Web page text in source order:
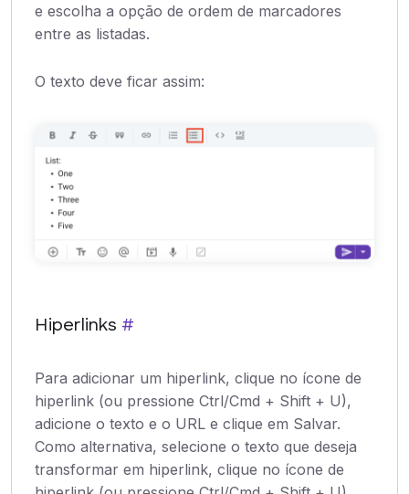
e escolha a opção de ordem de marcadores
entre as listadas.
O texto deve ficar assim:
Hiperlinks #
Para adicionar um hiperlink, clique no ícone de
hiperlink (ou pressione Ctrl/Cmd + Shift + U),
adicione o texto e o URL e clique em Salvar.
Como alternativa, selecione o texto que deseja
transformar em hiperlink, clique no ícone de